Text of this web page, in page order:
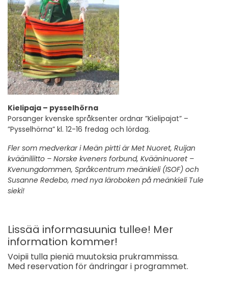
Kielipaja – pysselhörna
Porsanger kvenske språksenter ordnar ”Kielipajat” –
”Pysselhörna” kl. 12-16 fredag och lördag.
Fler som medverkar i Meän pirtti är Met Nuoret, Ruijan
kvääniliitto – Norske kveners forbund, Kvääninuoret –
Kvenungdommen, Språkcentrum meänkieli (ISOF) och
Susanne Redebo, med nya läroboken på meänkieli Tule
sieki!
Lissää informasuunia tullee! Mer
information kommer!
Voipii tulla pieniä muutoksia prukrammissa.
Med reservation för ändringar i programmet.